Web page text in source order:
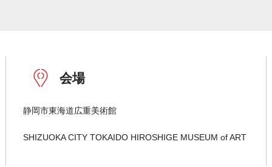
会場
静岡市東海道広重美術館
SHIZUOKA CITY TOKAIDO HIROSHIGE MUSEUM of ART